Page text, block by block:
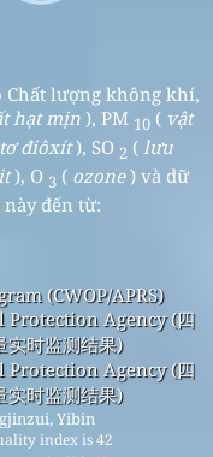
Chất lượng không khí,
hạt mịn ), PM 10 ( vật
điôxít), SO 2 ( lưu
), O 3 ( ozone) và dữ
đến từ:
(CWOP/APRS)
Agency (四
实时监测结果)
Agency (四
实时监测结果)
Yibin
index is 42